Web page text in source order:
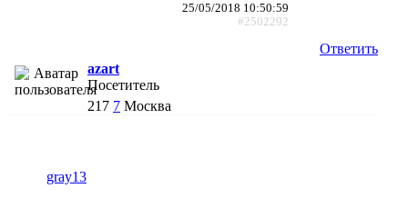
25/05/2018 10:50:59
#2502292
Ответить
azart
Посетитель
217 7 Москва
gray13